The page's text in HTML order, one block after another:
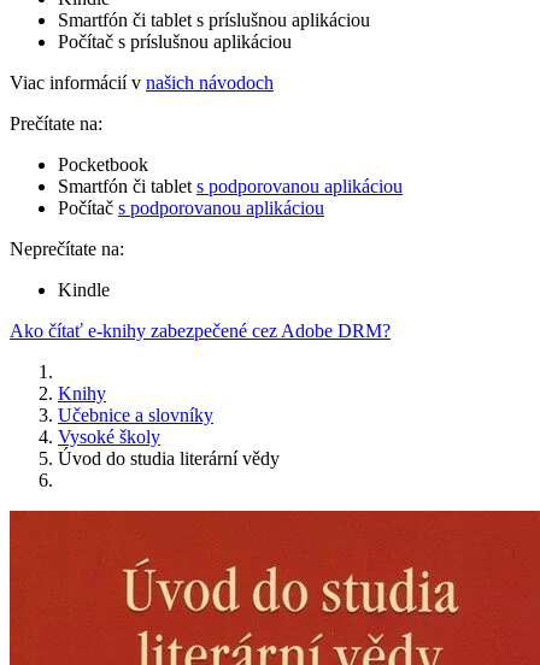
Smartfón či tablet s príslušnou aplikáciou
Počítač s príslušnou aplikáciou
Viac informácií v našich návodoch
Prečítate na:
Pocketbook
Smartfón či tablet s podporovanou aplikáciou
Počítač s podporovanou aplikáciou
Neprečítate na:
Kindle
Ako čítať e-knihy zabezpečené cez Adobe DRM?
Knihy
Učebnice a slovníky
Vysoké školy
Úvod do studia literární vědy